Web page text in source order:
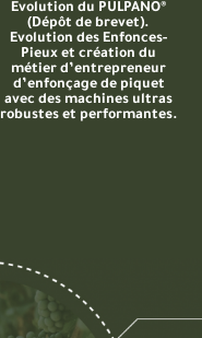
Evolution du PULPANO®
(Dépôt de brevet).
Evolution des Enfonces-
Pieux et création du
métier d’entrepreneur
d’enfonçage de piquet
avec des machines ultras
robustes et performantes.